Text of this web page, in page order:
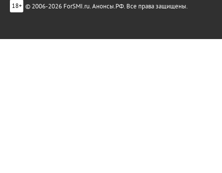
18+ © 2006-2026 ForSMI.ru. Анонсы.РФ. Все права защищены.